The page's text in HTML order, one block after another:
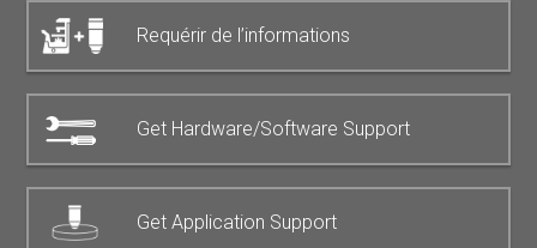
Requérir de l’informations
Get Hardware/Software Support
Get Application Support